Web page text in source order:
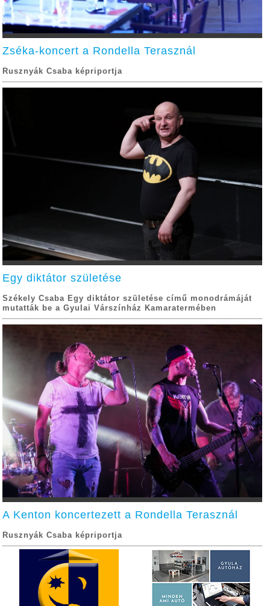
Zséka-koncert a Rondella Terasznál
Rusznyák Csaba képriportja
Egy diktátor születése
Székely Csaba Egy diktátor születése című monodrámáját
mutatták be a Gyulai Várszínház Kamaratermében
A Kenton koncertezett a Rondella Terasznál
Rusznyák Csaba képriportja